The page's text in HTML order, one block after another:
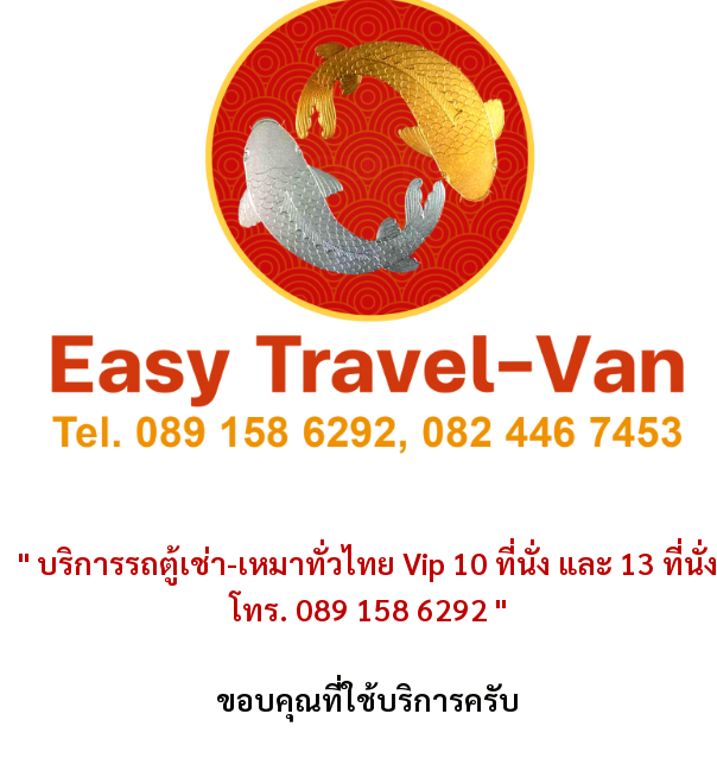
" บริการรถตู้เช่า-เหมาทั่วไทย Vip 10 ที่นั่ง และ 13 ที่นั่ง
โทร. 089 158 6292 "
ขอบคุณที่ใช้บริการครับ